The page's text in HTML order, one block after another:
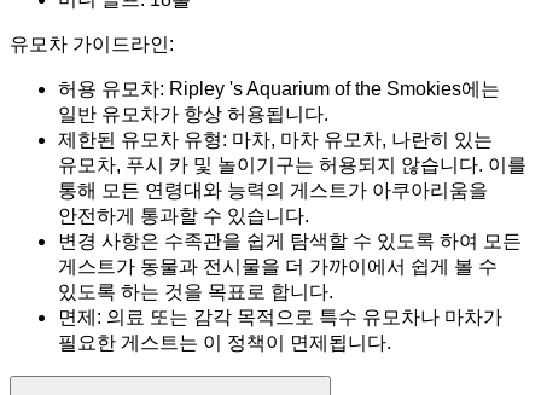
유모차 가이드라인:
허용 유모차: Ripley 's Aquarium of the Smokies에는
일반 유모차가 항상 허용됩니다.
제한된 유모차 유형: 마차, 마차 유모차, 나란히 있는
유모차, 푸시 카 및 놀이기구는 허용되지 않습니다. 이를
통해 모든 연령대와 능력의 게스트가 아쿠아리움을
안전하게 통과할 수 있습니다.
변경 사항은 수족관을 쉽게 탐색할 수 있도록 하여 모든
게스트가 동물과 전시물을 더 가까이에서 쉽게 볼 수
있도록 하는 것을 목표로 합니다.
면제: 의료 또는 감각 목적으로 특수 유모차나 마차가
필요한 게스트는 이 정책이 면제됩니다.